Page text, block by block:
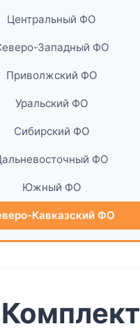
Центральный ФО
Западный ФО
Приволжский ФО
Уральский ФО
Сибирский ФО
ФО
Южный ФО
Кавказский ФО